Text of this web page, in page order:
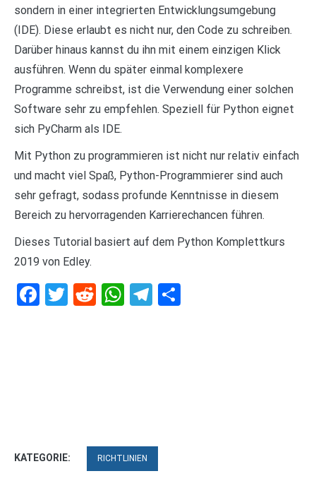
sondern in einer integrierten Entwicklungsumgebung
(IDE). Diese erlaubt es nicht nur, den Code zu schreiben.
Darüber hinaus kannst du ihn mit einem einzigen Klick
ausführen. Wenn du später einmal komplexere
Programme schreibst, ist die Verwendung einer solchen
Software sehr zu empfehlen. Speziell für Python eignet
sich PyCharm als IDE.
Mit Python zu programmieren ist nicht nur relativ einfach
und macht viel Spaß, Python-Programmierer sind auch
sehr gefragt, sodass profunde Kenntnisse in diesem
Bereich zu hervorragenden Karrierechancen führen.
Dieses Tutorial basiert auf dem Python Komplettkurs
2019 von Edley.
Facebook
Twitter
RedditWhatsApp
Telegram
KATEGORIE: RICHTLINIEN